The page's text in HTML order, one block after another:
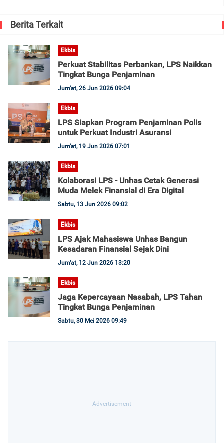
Berita Terkait
Ekbis
Perkuat Stabilitas Perbankan, LPS Naikkan
Tingkat Bunga Penjaminan
Jum'at, 26 Jun 2026 09:04
Ekbis
LPS Siapkan Program Penjaminan Polis
untuk Perkuat Industri Asuransi
Jum'at, 19 Jun 2026 07:01
Ekbis
Kolaborasi LPS - Unhas Cetak Generasi
Muda Melek Finansial di Era Digital
Sabtu, 13 Jun 2026 09:02
Ekbis
LPS Ajak Mahasiswa Unhas Bangun
Kesadaran Finansial Sejak Dini
Jum'at, 12 Jun 2026 13:20
Ekbis
Jaga Kepercayaan Nasabah, LPS Tahan
Tingkat Bunga Penjaminan
Sabtu, 30 Mei 2026 09:49